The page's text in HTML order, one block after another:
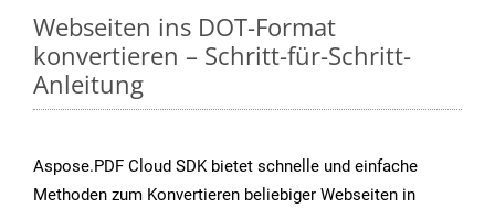
Webseiten ins DOT-Format
konvertieren – Schritt-für-Schritt-
Anleitung
Aspose.PDF Cloud SDK bietet schnelle und einfache
Methoden zum Konvertieren beliebiger Webseiten in